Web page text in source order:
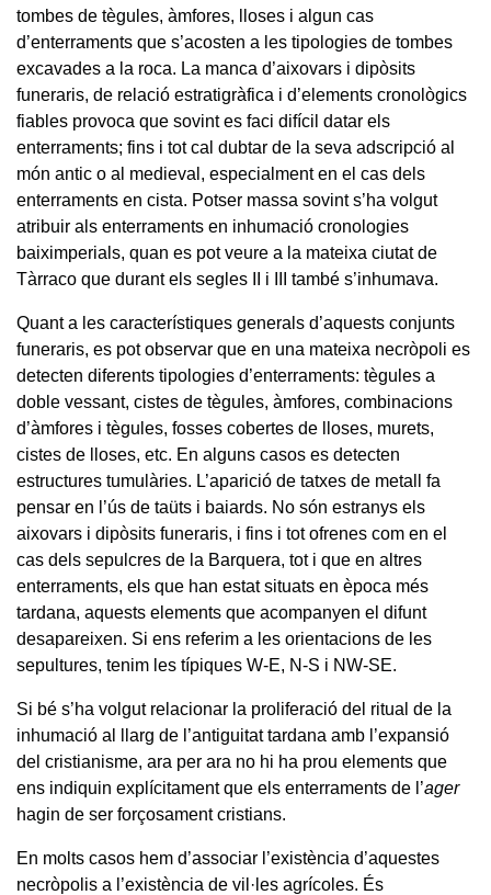
tombes de tègules, àmfores, lloses i algun cas
d’enterraments que s’acosten a les tipologies de tombes
excavades a la roca. La manca d’aixovars i dipòsits
funeraris, de relació estratigràfica i d’elements cronològics
fiables provoca que sovint es faci difícil datar els
enterraments; fins i tot cal dubtar de la seva adscripció al
món antic o al medieval, especialment en el cas dels
enterraments en cista. Potser massa sovint s’ha volgut
atribuir als enterraments en inhumació cronologies
baiximperials, quan es pot veure a la mateixa ciutat de
Tàrraco que durant els segles II i III també s’inhumava.
Quant a les característiques generals d’aquests conjunts
funeraris, es pot observar que en una mateixa necròpoli es
detecten diferents tipologies d’enterraments: tègules a
doble vessant, cistes de tègules, àmfores, combinacions
d’àmfores i tègules, fosses cobertes de lloses, murets,
cistes de lloses, etc. En alguns casos es detecten
estructures tumulàries. L’aparició de tatxes de metall fa
pensar en l’ús de taüts i baiards. No són estranys els
aixovars i dipòsits funeraris, i fins i tot ofrenes com en el
cas dels sepulcres de la Barquera, tot i que en altres
enterraments, els que han estat situats en època més
tardana, aquests elements que acompanyen el difunt
desapareixen. Si ens referim a les orientacions de les
sepultures, tenim les típiques W-E, N-S i NW-SE.
Si bé s’ha volgut relacionar la proliferació del ritual de la
inhumació al llarg de l’antiguitat tardana amb l’expansió
del cristianisme, ara per ara no hi ha prou elements que
ens indiquin explícitament que els enterraments de l’ager
hagin de ser forçosament cristians.
En molts casos hem d’associar l’existència d’aquestes
necròpolis a l’existència de vil·les agrícoles. És